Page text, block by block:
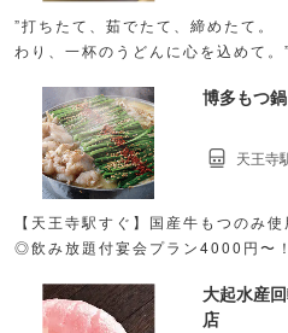
”打ちたて、茹でたて、締めたて。
わり、一杯のうどんに心を込めて。”
博多もつ
【天王寺駅すぐ】国産牛もつのみ
◎飲み放題付宴会プラン4000円〜
天王寺
大起水産
店